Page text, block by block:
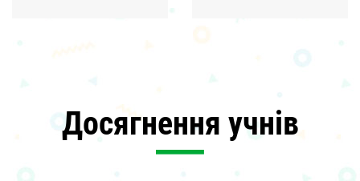
Досягнення учнів